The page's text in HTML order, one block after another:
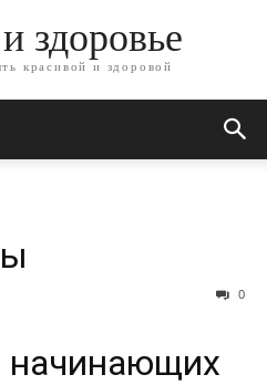
здоровье
красивой и здоровой
0